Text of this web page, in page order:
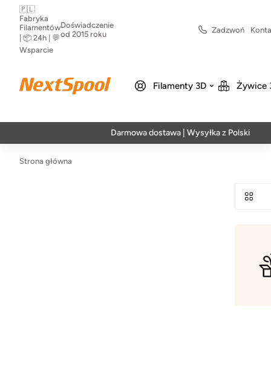
🇵🇱
Fabryka
Filamentów
| 📦 24h | 💬
Wsparcie
Doświadczenie
od 2015 roku
Zadzwoń
Filamenty 3D Żywice
Darmowa dostawa | Wysyłka z Polski |
Strona główna